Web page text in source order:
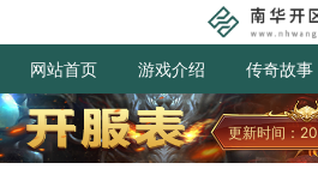
网站首页 游戏介绍 传奇故事
更新时间：